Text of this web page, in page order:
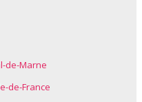
de-Marne
de-France